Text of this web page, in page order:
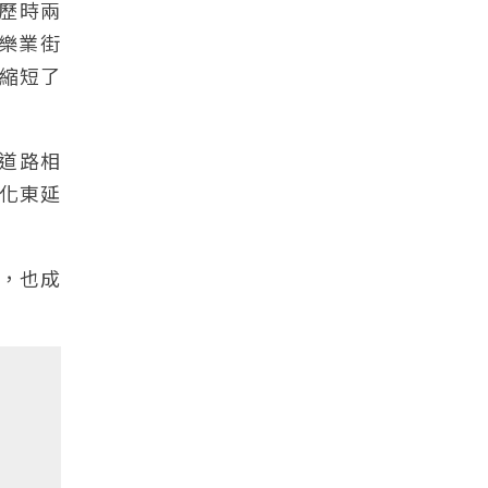
時兩
業街
短了
路相
東延
也成